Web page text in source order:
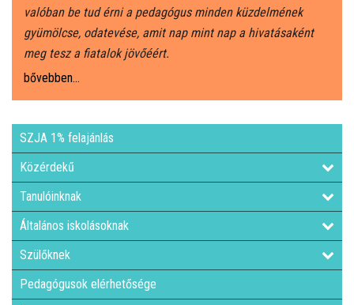
ÉTKEZÉS
KORONAVÍRUS
ÁLTALÁNOS KÖZÉPFOKÚ OKTATÁS
KÖZÉPFOKÚ OKTATÁS
SZAKMAI KÖZÉPFOKÚ OKTATÁS
FELNŐTTOKTATÁS: ESTI GIMNÁZIUM
valóban be tud érni a pedagógus minden küzdelmének
gyümölcse, odatevése, amit nap mint nap a hivatásaként
meg tesz a fiatalok jövőéért.
bővebben...
SZJA 1% felajánlás
Közérdekű
Tanulóinknak
Általános iskolásoknak
Szülőknek
Pedagógusok elérhetősége